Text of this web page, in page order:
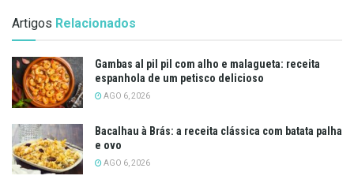
Artigos Relacionados
Gambas al pil pil com alho e malagueta: receita
espanhola de um petisco delicioso
AGO 6, 2026
Bacalhau à Brás: a receita clássica com batata palha
e ovo
AGO 6, 2026